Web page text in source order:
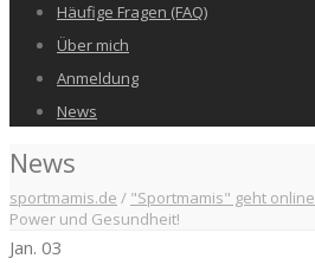
Häufige Fragen (FAQ)
Über mich
Anmeldung
News
News
sportmamis.de / "Sportmamis" geht online
Power und Gesundheit!
Jan. 03